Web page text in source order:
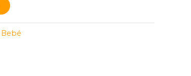
Bebé